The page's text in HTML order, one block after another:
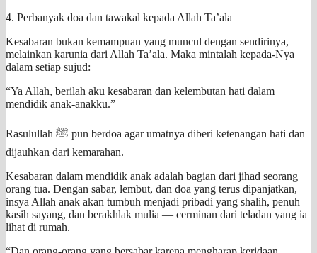
4. Perbanyak doa dan tawakal kepada Allah Ta’ala
Kesabaran bukan kemampuan yang muncul dengan sendirinya,
melainkan karunia dari Allah Ta’ala. Maka mintalah kepada-Nya
dalam setiap sujud:
“Ya Allah, berilah aku kesabaran dan kelembutan hati dalam
mendidik anak-anakku.”
Rasulullah ﷺ pun berdoa agar umatnya diberi ketenangan hati dan
dijauhkan dari kemarahan.
Kesabaran dalam mendidik anak adalah bagian dari jihad seorang
orang tua. Dengan sabar, lembut, dan doa yang terus dipanjatkan,
insya Allah anak akan tumbuh menjadi pribadi yang shalih, penuh
kasih sayang, dan berakhlak mulia — cerminan dari teladan yang ia
lihat di rumah.